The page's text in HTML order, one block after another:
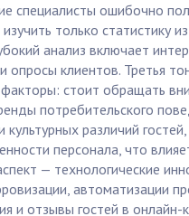
специалисты ошибочно
только статистику
анализ включает
опросы клиентов. Третья
стоит обращать
потребительского
культурных различий
персонала, что
— технологические
автоматизации
и отзывы гостей в онлайн-